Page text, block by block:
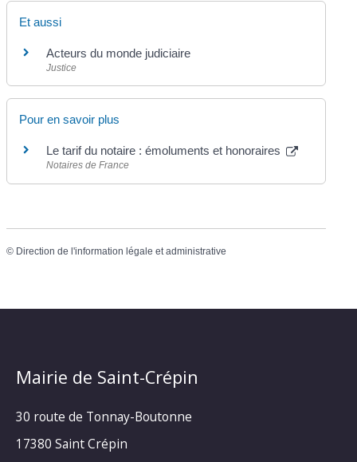
Et aussi
Acteurs du monde judiciaire
Justice
Pour en savoir plus
Le tarif du notaire : émoluments et honoraires
Notaires de France
© Direction de l'information légale et administrative
Mairie de Saint-Crépin
30 route de Tonnay-Boutonne
17380 Saint Crépin